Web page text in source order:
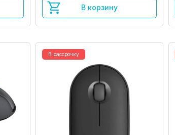
В корзину
В рассрочку